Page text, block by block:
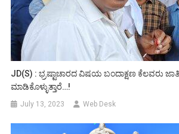
JD(S) : ಭ್ರಷ್ಟಾಚಾರದ ವಿಷಯ ಬಂದಾಕ್ಷಣ ಕೆಲವರು
ಮಾಡಿಕೊಳ್ಳುತ್ತಾರೆ…!
July 13, 2023 Web Desk